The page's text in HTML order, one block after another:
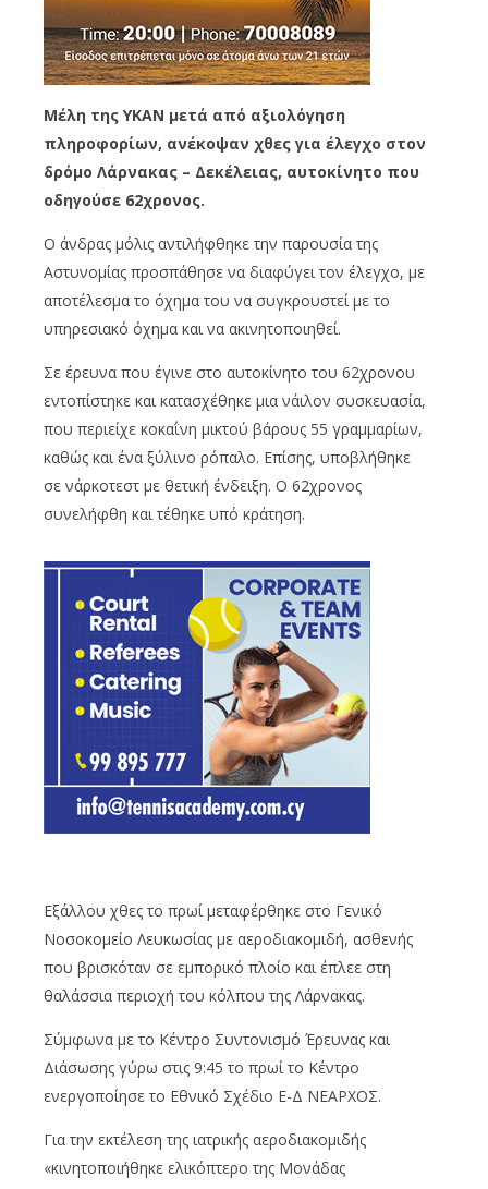
Μέλη της ΥΚΑΝ μετά από αξιολόγηση
πληροφορίων, ανέκοψαν χθες για έλεγχο στον
δρόμο Λάρνακας – Δεκέλειας, αυτοκίνητο που
οδηγούσε 62χρονος.
Ο άνδρας μόλις αντιλήφθηκε την παρουσία της
Αστυνομίας προσπάθησε να διαφύγει τον έλεγχο, με
αποτέλεσμα το όχημα του να συγκρουστεί με το
υπηρεσιακό όχημα και να ακινητοποιηθεί.
Σε έρευνα που έγινε στο αυτοκίνητο του 62χρονου
εντοπίστηκε και κατασχέθηκε μια νάιλον συσκευασία,
που περιείχε κοκαΐνη μικτού βάρους 55 γραμμαρίων,
καθώς και ένα ξύλινο ρόπαλο. Επίσης, υποβλήθηκε
σε νάρκοτεστ με θετική ένδειξη. Ο 62χρονος
συνελήφθη και τέθηκε υπό κράτηση.
Εξάλλου χθες το πρωί μεταφέρθηκε στο Γενικό
Νοσοκομείο Λευκωσίας με αεροδιακομιδή, ασθενής
που βρισκόταν σε εμπορικό πλοίο και έπλεε στη
θαλάσσια περιοχή του κόλπου της Λάρνακας.
Σύμφωνα με το Κέντρο Συντονισμό Έρευνας και
Διάσωσης γύρω στις 9:45 το πρωί το Κέντρο
ενεργοποίησε το Εθνικό Σχέδιο Ε-Δ ΝΕΑΡΧΟΣ.
Για την εκτέλεση της ιατρικής αεροδιακομιδής
«κινητοποιήθηκε ελικόπτερο της Μονάδας